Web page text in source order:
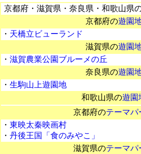
京都府・滋賀県・奈良県・和歌山県
京都府の遊園
・ 天橋立ビューランド
滋賀県の遊園
・ 滋賀農業公園ブルーメの丘
奈良県の遊園
・ 生駒山上遊園地
和歌山県の遊園
京都府のテーマパ
・ 東映太秦映画村
・ 丹後王国「食のみやこ」
滋賀県のテーマパ